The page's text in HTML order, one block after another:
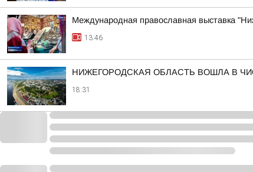
Международная православная выставка
13:46
НИЖЕГОРОДСКАЯ ОБЛАСТЬ ВОШЛА В
18:31